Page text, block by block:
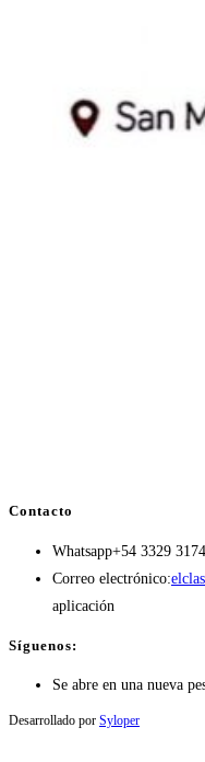
Contacto
Whatsapp+54 3329
Correo electrónico:
aplicación
Síguenos:
Se abre en una nueva
Desarrollado por Syloper